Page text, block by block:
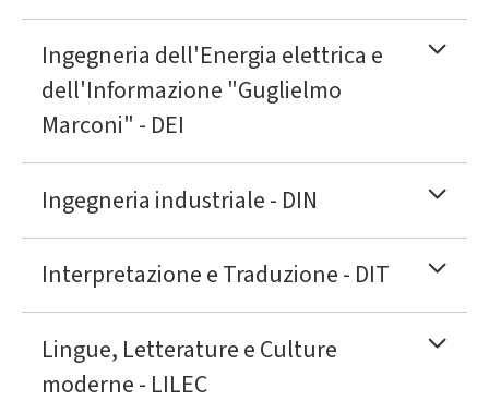
Ingegneria dell'Energia elettrica e
dell'Informazione "Guglielmo
Marconi" - DEI
Ingegneria industriale - DIN
Interpretazione e Traduzione - DIT
Lingue, Letterature e Culture
moderne - LILEC